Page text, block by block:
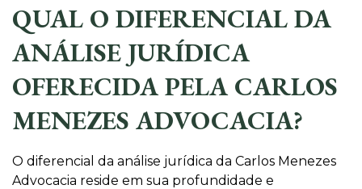
QUAL O DIFERENCIAL DA
ANÁLISE JURÍDICA
OFERECIDA PELA CARLOS
MENEZES ADVOCACIA?
O diferencial da análise jurídica da Carlos Menezes
Advocacia reside em sua profundidade e